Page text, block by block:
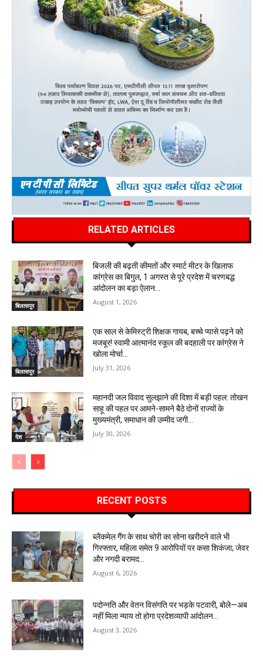
RELATED ARTICLES
बिलासपुर
बिजली की बढ़ती कीमतों और स्मार्ट मीटर के खिलाफ
कांग्रेस का बिगुल, 1 अगस्त से पूरे प्रदेश में चरणबद्ध
आंदोलन का बड़ा ऐलान…
August 1, 2026
बिलासपुर
एक साल से केमिस्ट्री शिक्षक गायब, बच्चे प्यासे पढ़ने को
मजबूर! स्वामी आत्मानंद स्कूल की बदहाली पर कांग्रेस ने
खोला मोर्चा…
July 31, 2026
देश
महानदी जल विवाद सुलझाने की दिशा में बड़ी पहल: तोखन
साहू की पहल पर आमने-सामने बैठे दोनों राज्यों के
मुख्यमंत्री, समाधान की उम्मीद जगी…
July 30, 2026
RECENT POSTS
ब्लैकमेल गैंग के साथ चोरी का सोना खरीदने वाले भी
गिरफ्तार, महिला समेत 9 आरोपियों पर कसा शिकंजा; जेवर
और नगदी बरामद…
August 6, 2026
पदोन्नति और वेतन विसंगति पर भड़के पटवारी, बोले—अब
नहीं मिला न्याय तो होगा प्रदेशव्यापी आंदोलन…
August 3, 2026